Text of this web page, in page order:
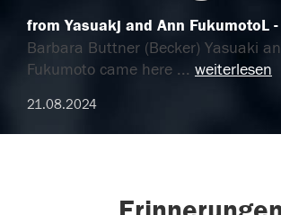
from Yasuakj and Ann FukumotoL
Barbara Buttner (Becker) Yasuaki
Fukumoto came here ... weiterlesen
21.08.2024